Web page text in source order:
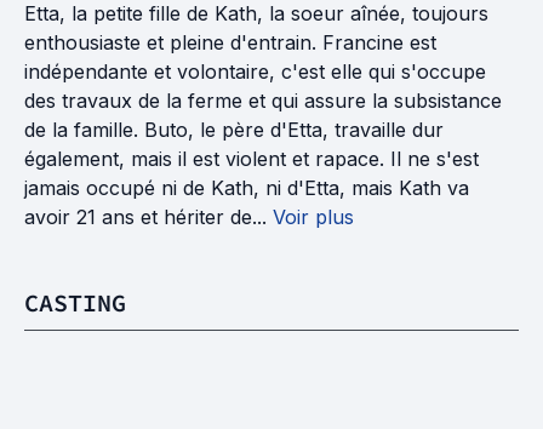
Etta, la petite fille de Kath, la soeur aînée, toujours
enthousiaste et pleine d'entrain. Francine est
indépendante et volontaire, c'est elle qui s'occupe
des travaux de la ferme et qui assure la subsistance
de la famille. Buto, le père d'Etta, travaille dur
également, mais il est violent et rapace. Il ne s'est
jamais occupé ni de Kath, ni d'Etta, mais Kath va
avoir 21 ans et hériter de... Voir plus
CASTING